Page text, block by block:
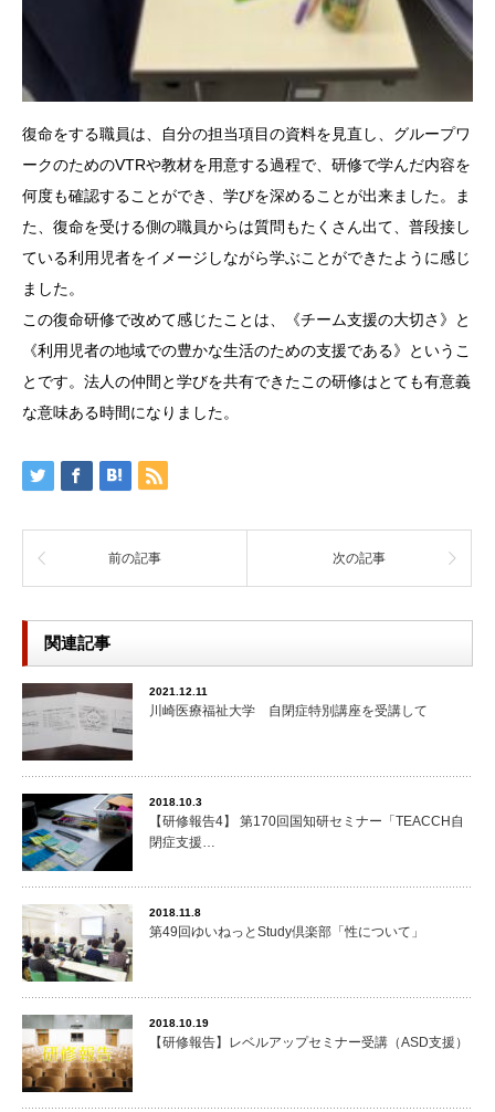
復命をする職員は、自分の担当項目の資料を見直し、グループワ
ークのためのVTRや教材を用意する過程で、研修で学んだ内容を
何度も確認することができ、学びを深めることが出来ました。ま
た、復命を受ける側の職員からは質問もたくさん出て、普段接し
ている利用児者をイメージしながら学ぶことができたように感じ
ました。
この復命研修で改めて感じたことは、《チーム支援の大切さ》と
《利用児者の地域での豊かな生活のための支援である》というこ
とです。法人の仲間と学びを共有できたこの研修はとても有意義
な意味ある時間になりました。
前の記事 次の記事
関連記事
2021.12.11
川崎医療福祉大学 自閉症特別講座を受講して
2018.10.3
【研修報告4】 第170回国知研セミナー「TEACCH自
閉症支援…
2018.11.8
第49回ゆいねっとStudy倶楽部「性について」
2018.10.19
【研修報告】レベルアップセミナー受講（ASD支援）